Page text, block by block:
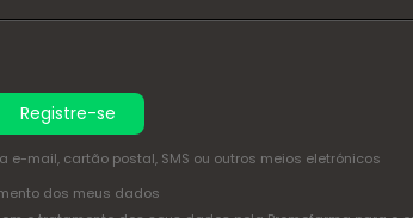
Registre-se
mail, cartão postal, SMS ou outros meios eletrónicos
dos meus dados